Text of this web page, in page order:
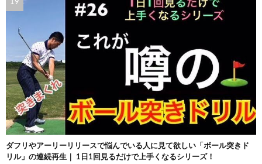
ダフリやアーリーリリースで悩んでいる人に見て欲しい「ボール突きド
リル」の連続再生｜ 1日1回見るだけで上手くなるシリーズ！